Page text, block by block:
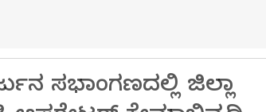
ಸಭಾಂಗಣದಲ್ಲಿ ಜಿಲ್ಲಾ